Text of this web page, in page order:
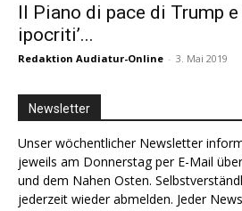
Il Piano di pace di Trump e
ipocriti’...
Redaktion Audiatur-Online - 3. Mai 2019
Newsletter
Unser wöchentlicher Newsletter
jeweils am Donnerstag per E-Mail
und dem Nahen Osten.
jederzeit wieder abmelden. Jeder